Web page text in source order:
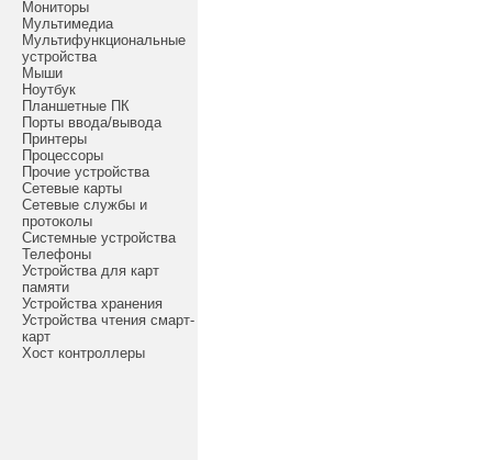
Мониторы
Мультимедиа
Мультифункциональные
устройства
Мыши
Ноутбук
Планшетные ПК
Порты ввода/вывода
Принтеры
Процессоры
Прочие устройства
Сетевые карты
Сетевые службы и
протоколы
Системные устройства
Телефоны
Устройства для карт
памяти
Устройства хранения
Устройства чтения смарт-
карт
Хост контроллеры